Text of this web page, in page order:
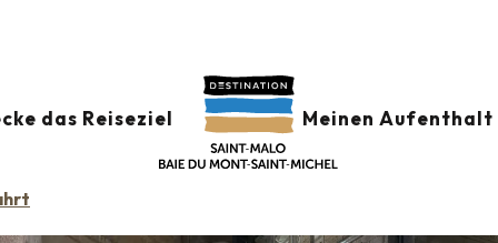
das Reiseziel Meinen
BISTRO / WEINBAR GASTSTÄTTE